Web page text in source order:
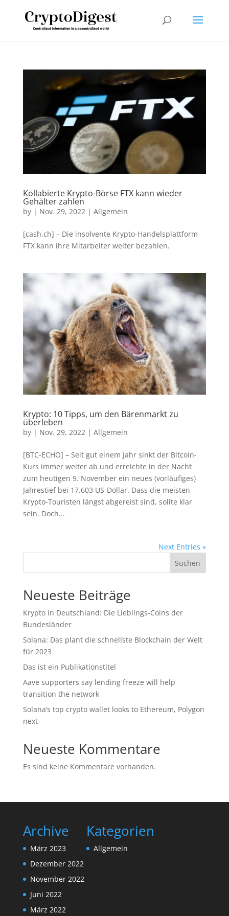
Kollabierte Krypto-Börse FTX kann wieder
Gehälter zahlen
by | Nov. 29, 2022| Allgemein
[cash.ch] – Die insolvente Krypto-Handelsplattform
FTX kann ihre Mitarbeiter weiter bezahlen.
Krypto: 10 Tipps, um den Bärenmarkt zu
überleben
by | Nov. 29, 2022| Allgemein
[BTC-ECHO] – Seit gut einem Jahr sinkt der Bitcoin-
Kurs immer weiter ab und erreichte in der Nacht
zum heutigen 9. November ein neues (vorläufiges)
Jahrestief bei 17.603 US-Dollar. Dass die meisten
Krypto-Touristen längst abgereist sind, sollte klar
sein. Doch...
Next Entries »
Suchen
Neueste Beiträge
Krypto in Deutschland: Die Lieblings-Coins der
Bundesländer
Solana: Das plant die schnellste Blockchain der Welt
für 2023
Das ist ein Publikationstitel
Aave supporters say lending freeze will help
transition the network
Solana’s top crypto wallet looks to Ethereum, Polygon
next
Neueste Kommentare
Es sind keine Kommentare vorhanden.
Archive
März 2023
Dezember 2022
November 2022
Juni 2022
März 2022
Kategorien
Allgemein